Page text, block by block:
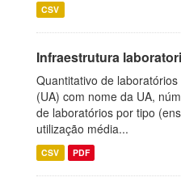
CSV
Infraestrutura
Quantitativo de
(UA) com nome da UA,
de laboratórios por tipo
utilização média...
CSV PDF